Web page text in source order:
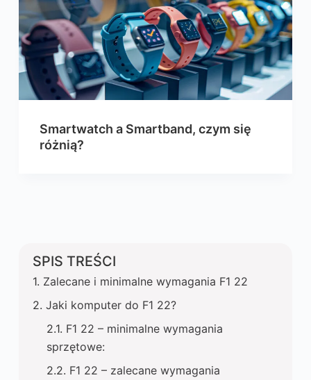
Smartwatch a Smartband, czym się
różnią?
SPIS TREŚCI
Zalecane i minimalne wymagania F1 22
Jaki komputer do F1 22?
F1 22 – minimalne wymagania
sprzętowe:
F1 22 – zalecane wymagania